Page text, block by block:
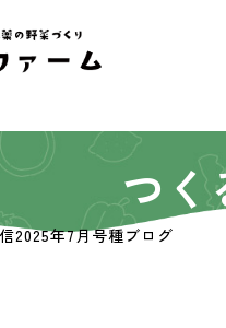
つく
2025年7月号種ブログ